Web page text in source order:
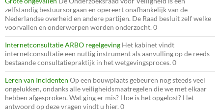
zelfstandig bestuursorgaan en opereert onafhankelijk van de
Nederlandse overheid en andere partijen. De Raad besluit zelf welke
voorvallen en onderwerpen worden onderzocht. 0
Internetconsultatie ARBO regelgeving Het kabinet vindt
internetconsultatie een nuttig instrument als aanvulling op de reeds
bestaande consultatiepraktijk in het wetgevingsproces. 0
Leren van Incidenten Op een bouwplaats gebeuren nog steeds veel
ongelukken, ondanks alle veiligheidsmaatregelen die we met elkaar
hebben afgesproken. Wat ging er mis? Hoe is het opgelost? Het
antwoord op deze vragen vindt u hier. 0